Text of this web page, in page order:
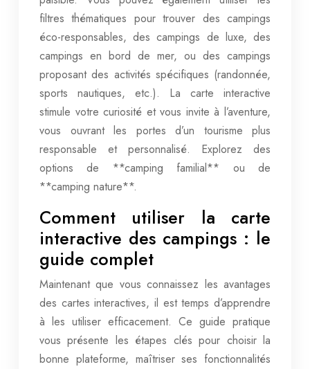
filtres thématiques pour trouver des campings
éco-responsables, des campings de luxe, des
campings en bord de mer, ou des campings
proposant des activités spécifiques (randonnée,
sports nautiques, etc.). La carte interactive
stimule votre curiosité et vous invite à l’aventure,
vous ouvrant les portes d’un tourisme plus
responsable et personnalisé. Explorez des
options de **camping familial** ou de
**camping nature**.
Comment utiliser la carte
interactive des campings : le
guide complet
Maintenant que vous connaissez les avantages
des cartes interactives, il est temps d’apprendre
à les utiliser efficacement. Ce guide pratique
vous présente les étapes clés pour choisir la
bonne plateforme, maîtriser ses fonctionnalités